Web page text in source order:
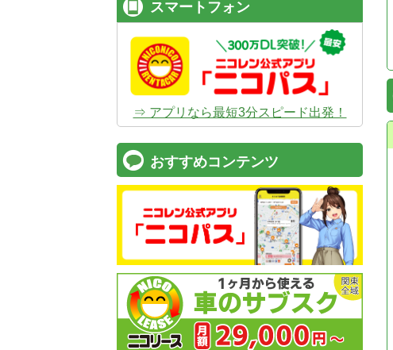
スマートフォン
⇒ アプリなら最短3分スピード出発！
おすすめコンテンツ